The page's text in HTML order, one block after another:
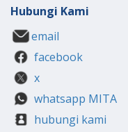
Hubungi Kami
email
facebook
x
whatsapp MITA
hubungi kami